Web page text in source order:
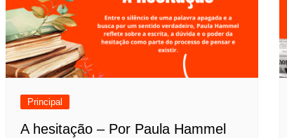
Principal
A hesitação – Por Paula Hammel